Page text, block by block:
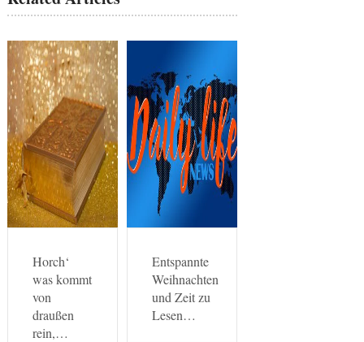
Horch‘
was kommt
von
draußen
rein,…
Entspannte
Weihnachten
und Zeit zu
Lesen…